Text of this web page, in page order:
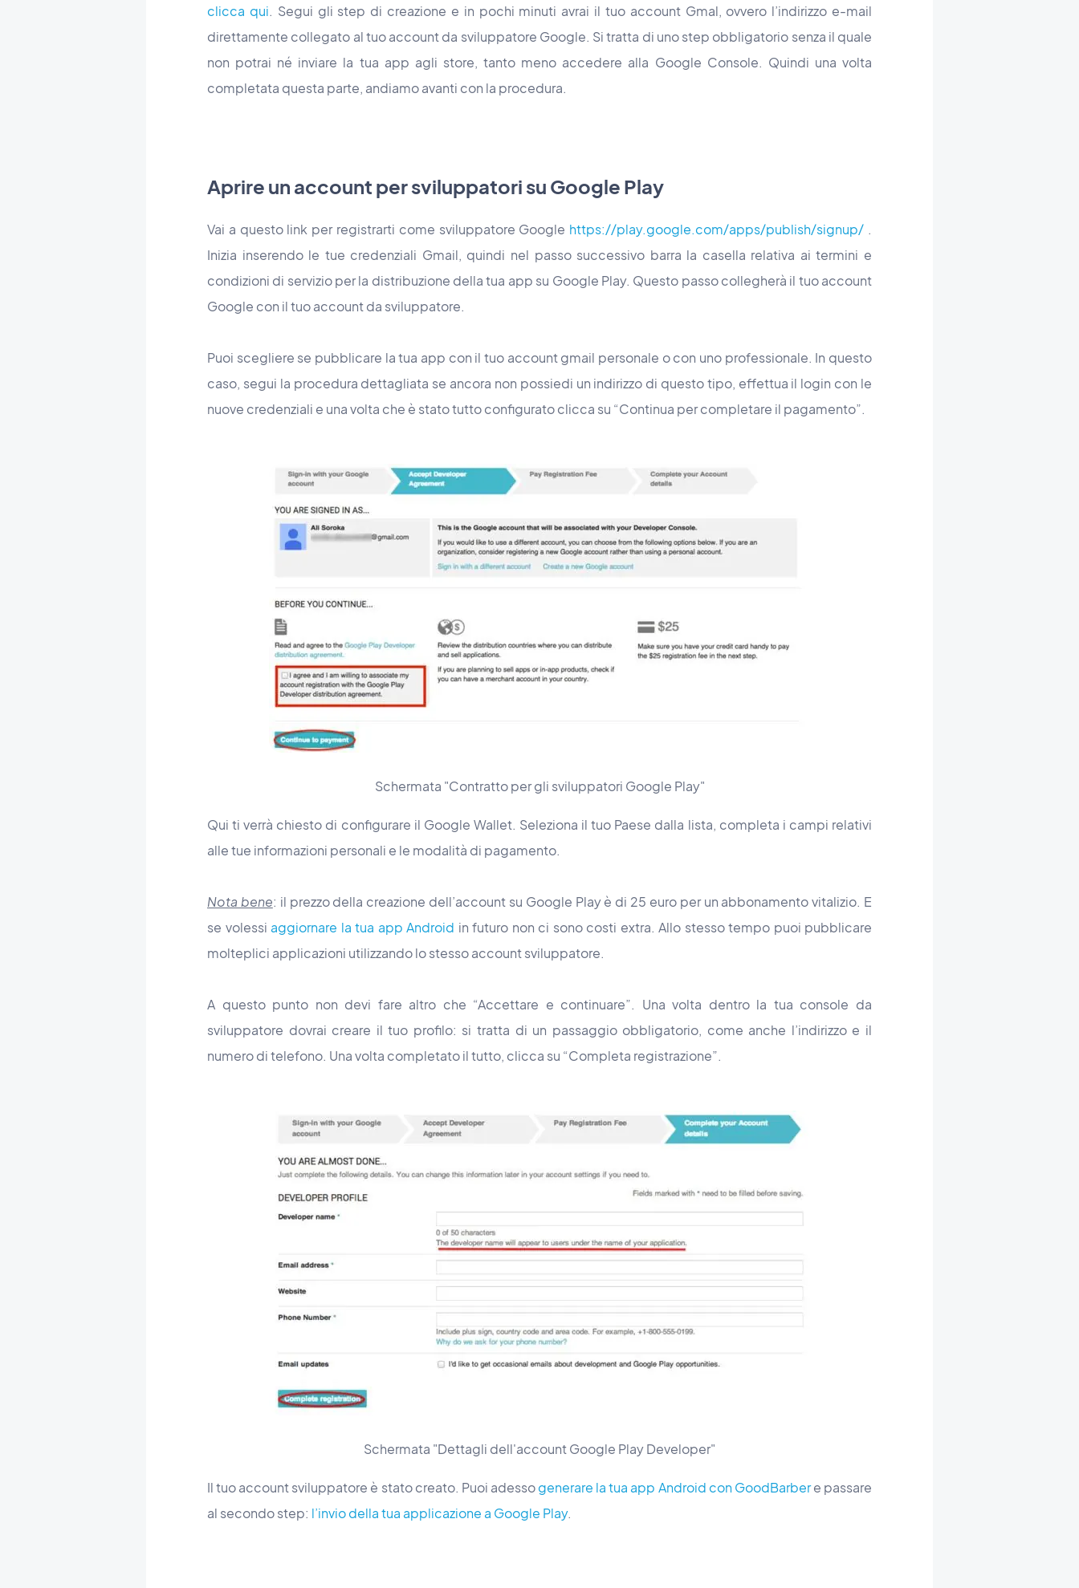
clicca qui. Segui gli step di creazione e in pochi minuti avrai il tuo account Gmal, ovvero l’indirizzo e-mail
direttamente collegato al tuo account da sviluppatore Google. Si tratta di uno step obbligatorio senza il quale
non potrai né inviare la tua app agli store, tanto meno accedere alla Google Console. Quindi una volta
completata questa parte, andiamo avanti con la procedura.
Aprire un account per sviluppatori su Google Play
Vai a questo link per registrarti come sviluppatore Google https://play.google.com/apps/publish/signup/ .
Inizia inserendo le tue credenziali Gmail, quindi nel passo successivo barra la casella relativa ai termini e
condizioni di servizio per la distribuzione della tua app su Google Play. Questo passo collegherà il tuo account
Google con il tuo account da sviluppatore.
Puoi scegliere se pubblicare la tua app con il tuo account gmail personale o con uno professionale. In questo
caso, segui la procedura dettagliata se ancora non possiedi un indirizzo di questo tipo, effettua il login con le
nuove credenziali e una volta che è stato tutto configurato clicca su “Continua per completare il pagamento”.
Schermata "Contratto per gli sviluppatori Google Play"
Qui ti verrà chiesto di configurare il Google Wallet. Seleziona il tuo Paese dalla lista, completa i campi relativi
alle tue informazioni personali e le modalità di pagamento.
Nota bene: il prezzo della creazione dell’account su Google Play è di 25 euro per un abbonamento vitalizio. E
se volessi aggiornare la tua app Android in futuro non ci sono costi extra. Allo stesso tempo puoi pubblicare
molteplici applicazioni utilizzando lo stesso account sviluppatore.
A questo punto non devi fare altro che “Accettare e continuare”. Una volta dentro la tua console da
sviluppatore dovrai creare il tuo profilo: si tratta di un passaggio obbligatorio, come anche l’indirizzo e il
numero di telefono. Una volta completato il tutto, clicca su “Completa registrazione”.
Schermata "Dettagli dell'account Google Play Developer"
Il tuo account sviluppatore è stato creato. Puoi adessogenerare la tua app Android con GoodBarbere passare
al secondo step: l’invio della tua applicazione a Google Play.